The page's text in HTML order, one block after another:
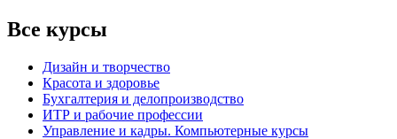
Все курсы
Дизайн и творчество
Красота и здоровье
Бухгалтерия и делопроизводство
ИТР и рабочие профессии
Управление и кадры. Компьютерные курсы